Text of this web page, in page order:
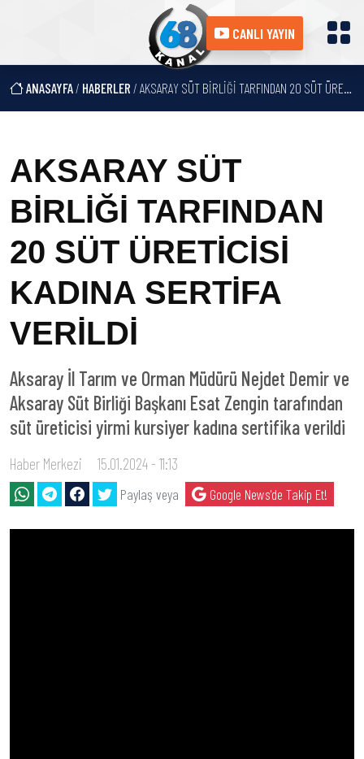
CANLI YAYIN
ANASAYFA/ HABERLER / AKSARAY SÜT BİRLİĞİ TARFINDAN 20 SÜT ÜRETİCİSİ KADINA SERTİFA VERİLDİ
AKSARAY SÜT
BİRLİĞİ TARFINDAN
20 SÜT ÜRETİCİSİ
KADINA SERTİFA
VERİLDİ
Aksaray İl Tarım ve Orman Müdürü Nejdet Demir ve
Aksaray Süt Birliği Başkanı Esat Zengin tarafından
süt üreticisi yirmi kursiyer kadına sertifika verildi
Haber Merkezi 15.01.2024 - 11:13
Paylaş veya Google News'de Takip Et!